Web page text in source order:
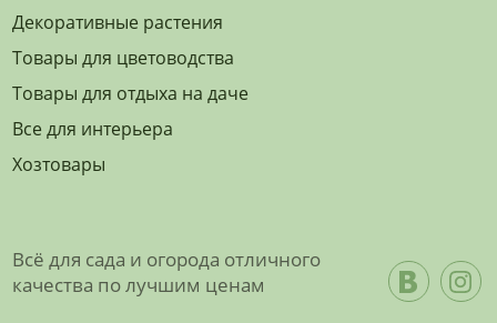
Декоративные растения
Товары для цветоводства
Товары для отдыха на даче
Все для интерьера
Хозтовары
Всё для сада и огорода отличного
качества по лучшим ценам